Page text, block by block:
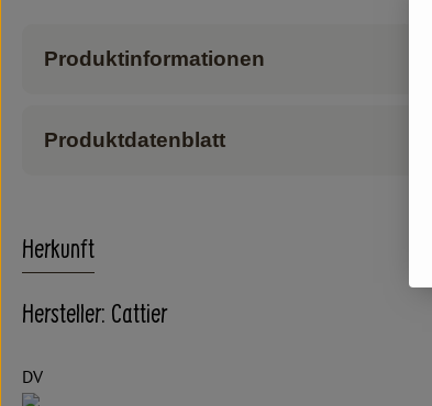
Produktinformationen
Produktdatenblatt
Herkunft
Hersteller: Cattier
DV